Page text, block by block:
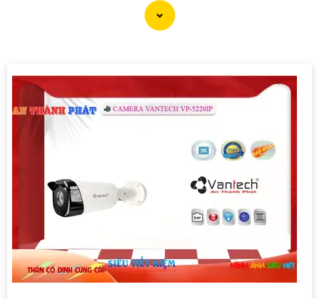
hay nhà kho. Camera Quan Sát IP ColorVu cung cấp khả năng
quan sát từ xa qua hệ thống mạng internet, giúp bạn dễ dàng